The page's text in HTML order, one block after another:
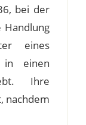
bei der
Handlung
eines
in einen
Ihre
nachdem